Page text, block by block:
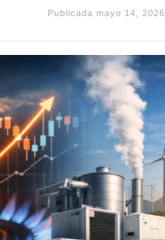
Publicada mayo 14, 2026